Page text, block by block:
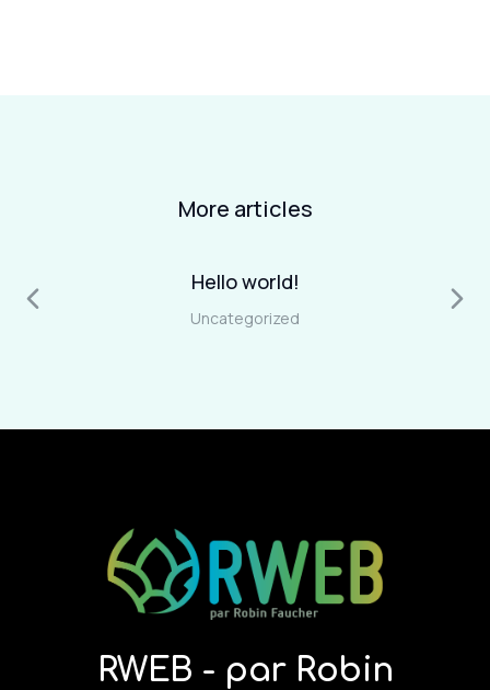
More articles
Hello world!
Uncategorized
RWEB - par Robin